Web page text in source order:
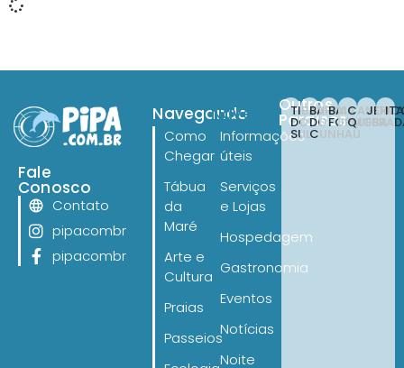
Fale
Conosco
Contato
pipacombr
pipacombr
Navegando
Como
Chegar
Tábua
da
Maré
Arte e
Cultura
Praias
Passeios
Navegando
Informações
úteis
Serviços
e Lojas
Hospedagem
Gastronomia
Eventos
Notícias
Noite
Outros
Paraísos
TIBAU
DO
SUL
BARRA
DO
CUNHAÚ
BAIA
FORMOSA
CANOA